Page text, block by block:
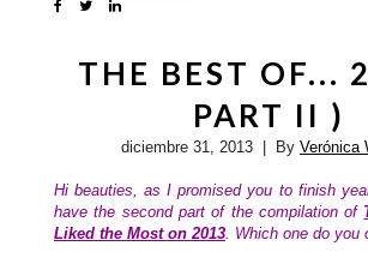
THE BEST OF...
PART II )
diciembre 31, 2013 | By Verónica
Hi beauties, as I promised you tofinish
have the second part of the compilation of
Liked the Most on 2013. Which one do you